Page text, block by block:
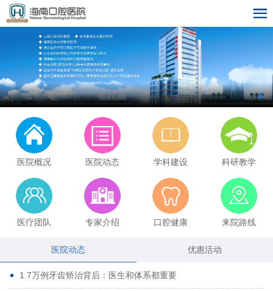
医院概况 医院动态 学科建设 科研教学
医疗团队 专家介绍 口腔健康 来院路线
医院动态 优惠活动
1.7万例牙齿矫治背后：医生和体系都重要